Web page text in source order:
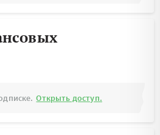
Открыть доступ.